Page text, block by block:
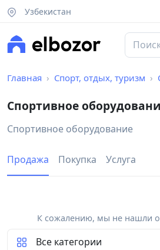
Узбекистан
Главная Спорт, отдых, туризм
Спортивное
Спортивное оборудование
Продажа Покупка Услуга
К сожалению, мы не нашли
Все категории